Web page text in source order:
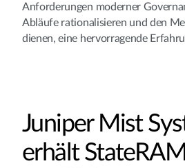
Anforderungen moderner
Abläufe rationalisieren und den
dienen, eine hervorragende
Juniper Mist
erhält